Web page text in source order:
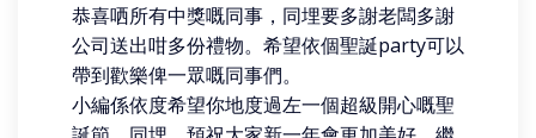
恭喜哂所有中獎嘅同事，同埋要多謝老闆多謝
公司送出咁多份禮物。希望依個聖誕party可以
帶到歡樂俾一眾嘅同事們。
小編係依度希望你地度過左一個超級開心嘅聖